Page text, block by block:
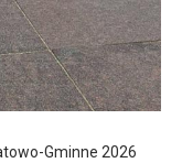
Gminne 2026